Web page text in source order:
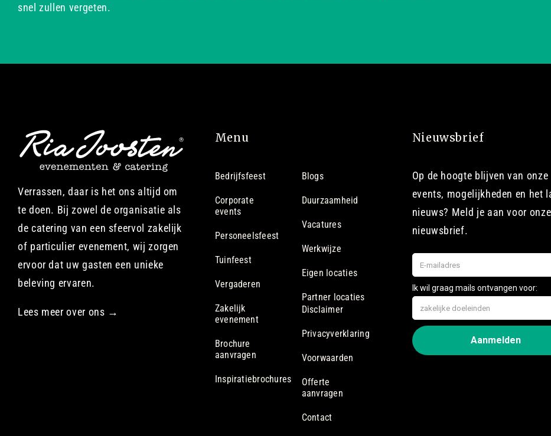
snel zullen vergeten.
Verrassen, daar is het ons altijd om
te doen. Bij zowel de organisatie als
de catering van een sfeervol zakelijk
of particulier evenement, wij zorgen
ervoor dat uw gasten een unieke
beleving ervaren.
Lees meer over ons →
Menu
Bedrijfsfeest
Corporate
events
Personeelsfeest
Tuinfeest
Vergaderen
Zakelijk
evenement
Brochure
aanvragen
Inspiratiebrochures
Blogs
Duurzaamheid
Vacatures
Werkwijze
Eigen locaties
Partner locaties
Disclaimer
Privacyverklaring
Voorwaarden
Offerte
aanvragen
Contact
Nieuwsbrief
Op de hoogte blijven van onze
events, mogelijkheden en het
nieuws? Meld je aan voor onze
nieuwsbrief.